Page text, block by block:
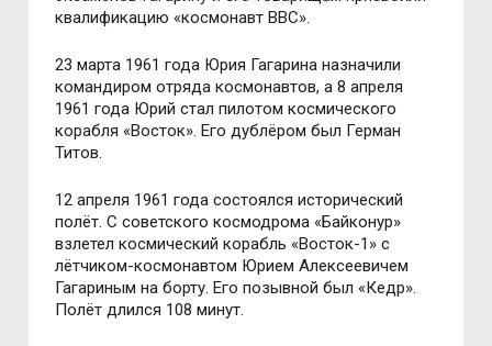
квалификацию «космонавт ВВС».
23 марта 1961 года Юрия Гагарина назначили
командиром отряда космонавтов, а 8 апреля
1961 года Юрий стал пилотом космического
корабля «Восток». Его дублёром был Герман
Титов.
12 апреля 1961 года состоялся исторический
полёт. С советского космодрома «Байконур»
взлетел космический корабль «Восток-1» с
лётчиком-космонавтом Юрием Алексеевичем
Гагариным на борту. Его позывной был «Кедр».
Полёт длился 108 минут.